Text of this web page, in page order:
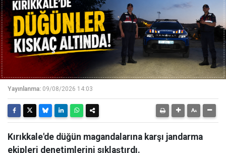
Yayınlanma: 09/08/2026 14:03
Kırıkkale'de düğün magandalarına karşı jandarma
ekipleri denetimlerini sıklaştırdı.